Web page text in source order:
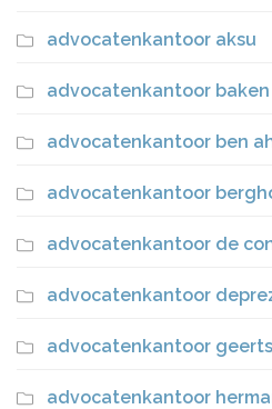
advocatenkantoor aksu
advocatenkantoor baken
advocatenkantoor ben
advocatenkantoor
advocatenkantoor de
advocatenkantoor
advocatenkantoor geerts
advocatenkantoor